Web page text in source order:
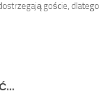
goście, dlatego